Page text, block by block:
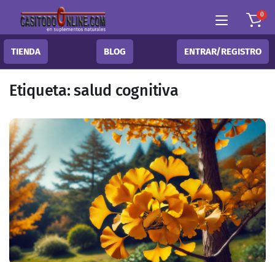
0
TIENDA BLOG ENTRAR/REGISTRO
Etiqueta:salud cognitiva